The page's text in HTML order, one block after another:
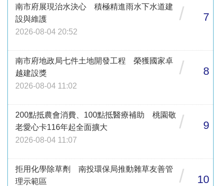
南市府展現治水決心 積極精進雨水下水道建
設與維護
2026-08-04 20:52
/ 7
南市府地政局七件土地開發工程 榮獲國家卓
越建設獎
2026-08-04 11:02
/ 8
200點抵農會消費、100點抵醫療補助 桃園敬
老愛心卡116年起全面擴大
2026-08-04 11:07
/ 9
拒用化學除草劑 南投環保局推動雜草友善管
理示範區
/ 10